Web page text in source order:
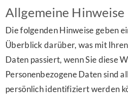
Allgemeine Hinweise
Die folgenden Hinweise geben
Überblick darüber, was mit
Daten passiert, wenn Sie diese
Personenbezogene Daten sind
persönlich identifiziert werden